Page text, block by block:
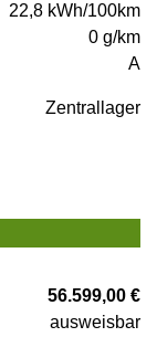
22,8 kWh/100km
0 g/km
A
Zentrallager
56.599,00 €
ausweisbar